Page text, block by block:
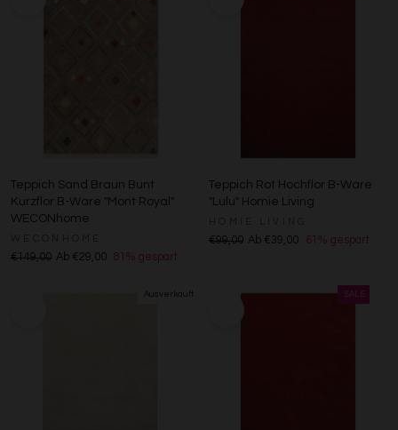
Teppich Sand Braun Bunt
Kurzflor B-Ware "Mont Royal"
WECONhome
€149,00 Ab €29,00 81% gespart
Teppich Rot Hochflor B-Ware
"Lulu" Homie Living
€99,00 Ab €39,00 61% gespart